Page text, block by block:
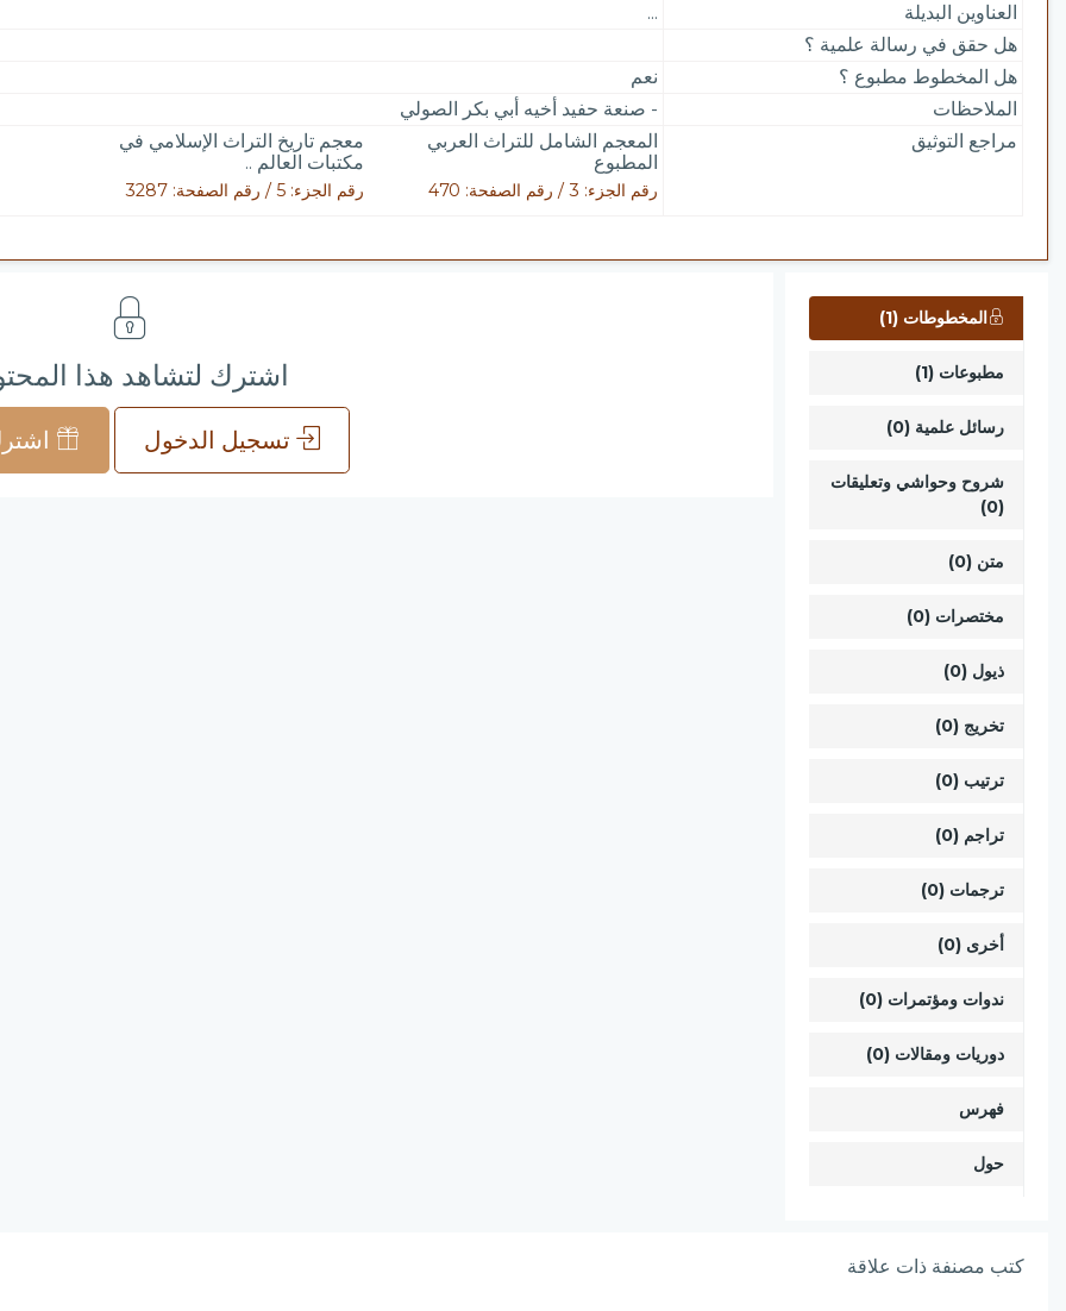
العناوين البديلة
...
هل حقق في رسالة علمية ؟
هل المخطوط مطبوع ؟
نعم
الملاحظات
- صنعة حفيد أخيه أبي بكر الصولي
مراجع التوثيق
المعجم الشامل للتراث العربي
المطبوع
رقم الجزء: 3 / رقم الصفحة: 470
معجم تاريخ التراث الإسلامي في
مكتبات العالم ..
رقم الجزء: 5 / رقم الصفحة: 3287
المخطوطات (1)
مطبوعات (1)
رسائل علمية (0)
شروح وحواشي وتعليقات
(0)
متن (0)
مختصرات (0)
ذيول (0)
تخريج (0)
ترتيب (0)
تراجم (0)
ترجمات (0)
أخرى (0)
ندوات ومؤتمرات (0)
دوريات ومقالات (0)
فهرس
حول
اشترك لتشاهد هذا
تسجيل الدخول
كتب مصنفة ذات علاقة